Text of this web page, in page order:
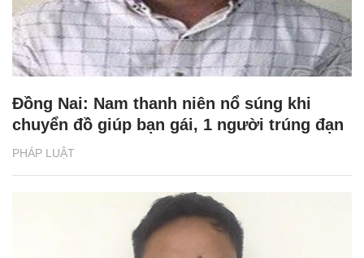
PHÁP LUẬT
Đồng Nai: Nam thanh niên nổ súng khi
chuyển đồ giúp bạn gái, 1 người trúng đạn